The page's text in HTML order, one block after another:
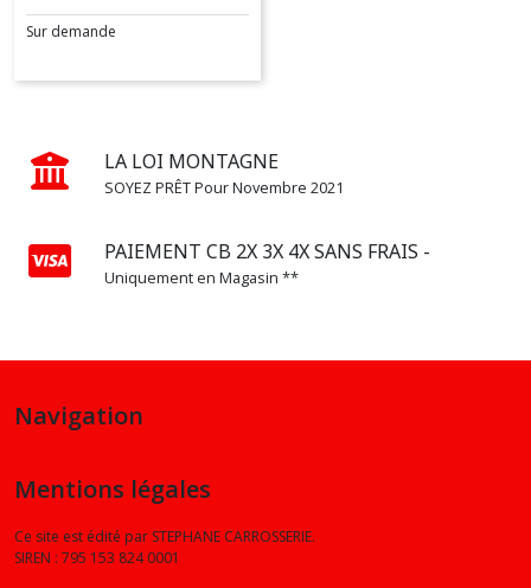
Sur demande
LA LOI MONTAGNE
SOYEZ PRÊT Pour Novembre 2021
PAIEMENT CB 2X 3X 4X SANS FRAIS -
Uniquement en Magasin **
Navigation
Mentions légales
Ce site est édité par STEPHANE CARROSSERIE.
SIREN : 795 153 824 0001